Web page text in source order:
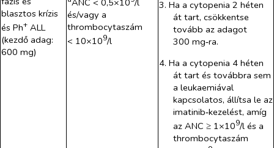
blasztos krízis
és Ph+ ALL
(kezdő adag:
600 mg)
ANC < 0,5×10 /l
és/vagy a
thrombocytaszám
< 10×109/l
3. Ha a cytopenia 2 héten
át tart, csökkentse
tovább az adagot
300 mg‑ra.
4. Ha a cytopenia 4 héten
át tart és továbbra sem
a leukaemiával
kapcsolatos, állítsa le az
imatinib‑kezelést, amíg
az ANC ≥ 1×109/l és a
thrombocytaszám